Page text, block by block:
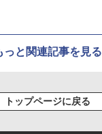
っと関連記事を見る
トップページに戻る